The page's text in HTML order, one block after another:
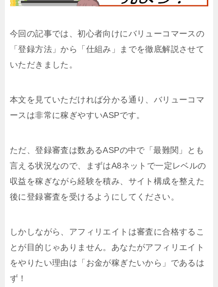
今回の記事では、初心者向けにバリューコマースの
「登録方法」から「仕組み」までを徹底解説させて
いただきました。
本文を見ていただければ分かる通り、バリューコマ
ースは非常に稼ぎやすいASPです。
ただ、登録審査は数あるASPの中で「最難関」とも
言える状況なので、まずはA8ネットで一定レベルの
収益を稼ぎながら経験を積み、サイト構成を整えた
後に登録審査を受けるようにしてください。
しかしながら、アフィリエイトは審査に合格するこ
とが目的じゃありません。あなたがアフィリエイト
をやりたい理由は「お金が稼ぎたいから」であるは
ず！